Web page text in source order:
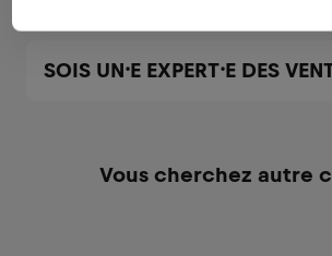
SOIS UN⸱E EXPERT⸱E DES
Vous cherchez autre